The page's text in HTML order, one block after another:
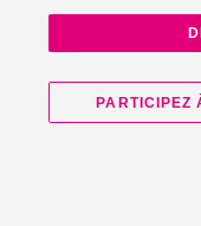
PARTICIPEZ